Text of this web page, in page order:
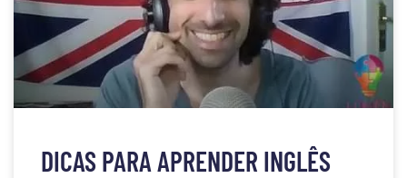
DICAS PARA APRENDER INGLÊS